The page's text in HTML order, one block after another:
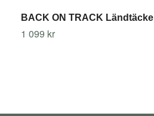
BACK ON TRACK Ländtäcke
1 099 kr